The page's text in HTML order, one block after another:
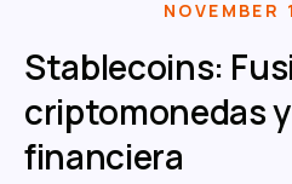
NOVEMBER
Stablecoins:
criptomonedas
financiera